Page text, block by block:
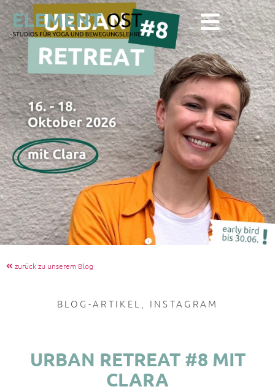
zurück zu unserem Blog
BLOG-ARTIKEL, INSTAGRAM
URBAN RETREAT #8 MIT
CLARA